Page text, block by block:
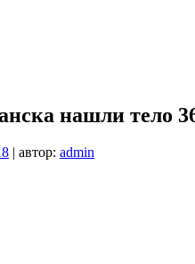
нашли тело
| автор: admin